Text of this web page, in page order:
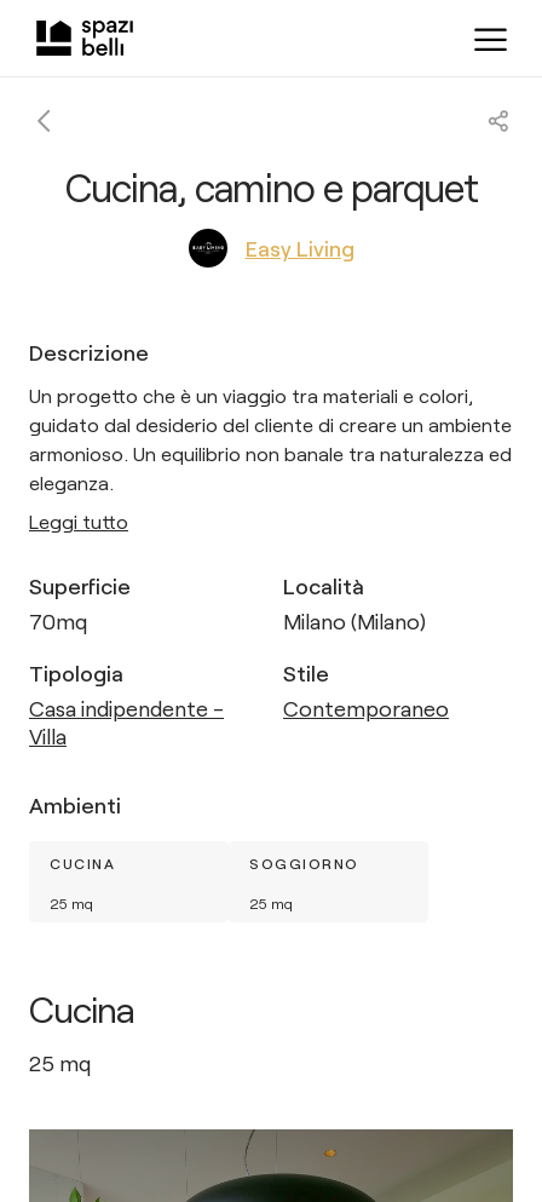
Cucina, camino e parquet
Easy Living
Descrizione
Un progetto che è un viaggio tra materiali e colori,
guidato dal desiderio del cliente di creare un ambiente
armonioso. Un equilibrio non banale tra naturalezza ed
eleganza.
Leggi tutto
Superficie
70mq
Località
Milano (Milano)
Tipologia
Casa indipendente -
Villa
Stile
Contemporaneo
Ambienti
CUCINA
25 mq
SOGGIORNO
25 mq
Cucina
25 mq